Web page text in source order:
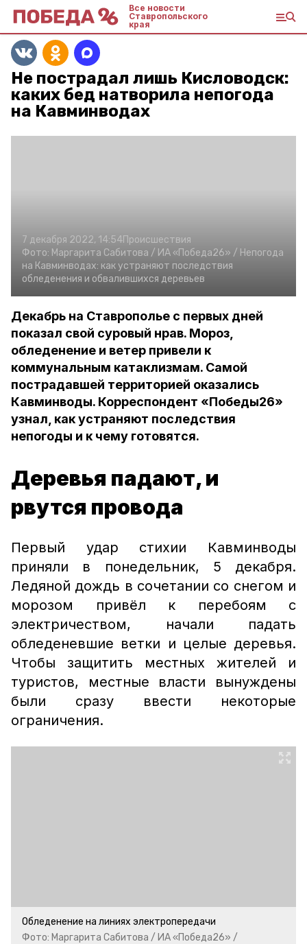
Все новости
Ставропольского
края
Не пострадал лишь Кисловодск:
каких бед натворила непогода
на Кавминводах
7 декабря 2022, 14:54Происшествия
Фото: Маргарита Сабитова / ИА «Победа26» / Непогода
на Кавминводах: как устраняют последствия
обледенения и обвалившихся деревьев
Декабрь на Ставрополье с первых дней
показал свой суровый нрав. Мороз,
обледенение и ветер привели к
коммунальным катаклизмам. Самой
пострадавшей территорией оказались
Кавминводы. Корреспондент «Победы26»
узнал, как устраняют последствия
непогоды и к чему готовятся.
Деревья падают, и
рвутся провода
Первый удар стихии Кавминводы
приняли в понедельник, 5 декабря.
Ледяной дождь в сочетании со снегом и
морозом привёл к перебоям с
электричеством, начали падать
обледеневшие ветки и целые деревья.
Чтобы защитить местных жителей и
туристов, местные власти вынуждены
были сразу ввести некоторые
ограничения.
Обледенение на линиях электропередачи
Фото: Маргарита Сабитова / ИА «Победа26» /